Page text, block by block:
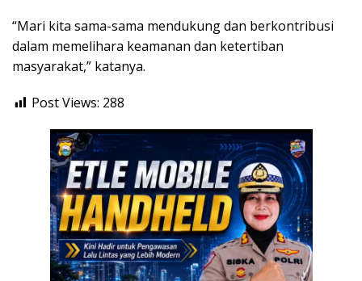
“Mari kita sama-sama mendukung dan berkontribusi
dalam memelihara keamanan dan ketertiban
masyarakat,” katanya.
Post Views: 288